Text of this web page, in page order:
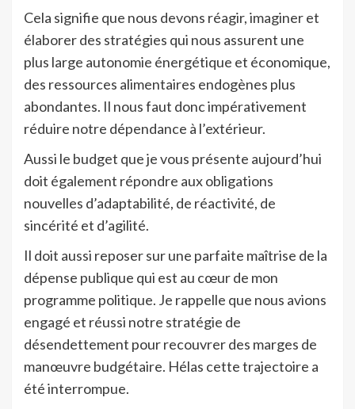
Cela signifie que nous devons réagir, imaginer et
élaborer des stratégies qui nous assurent une
plus large autonomie énergétique et économique,
des ressources alimentaires endogènes plus
abondantes. Il nous faut donc impérativement
réduire notre dépendance à l’extérieur.
Aussi le budget que je vous présente aujourd’hui
doit également répondre aux obligations
nouvelles d’adaptabilité, de réactivité, de
sincérité et d’agilité.
Il doit aussi reposer sur une parfaite maîtrise de la
dépense publique qui est au cœur de mon
programme politique. Je rappelle que nous avions
engagé et réussi notre stratégie de
désendettement pour recouvrer des marges de
manœuvre budgétaire. Hélas cette trajectoire a
été interrompue.